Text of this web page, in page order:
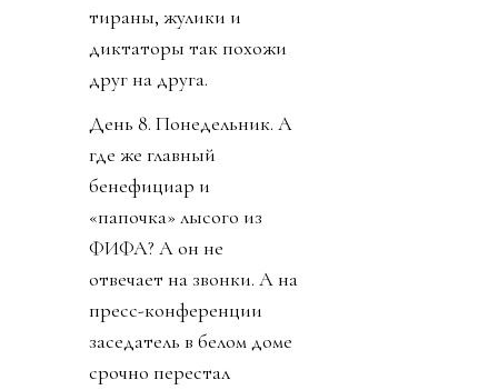
тираны, жулики и
диктаторы так похожи
друг на друга.
День 8. Понедельник. А
где же главный
бенефициар и
«папочка» лысого из
ФИФА? А он не
отвечает на звонки. А на
пресс-конференции
заседатель в белом доме
срочно перестал